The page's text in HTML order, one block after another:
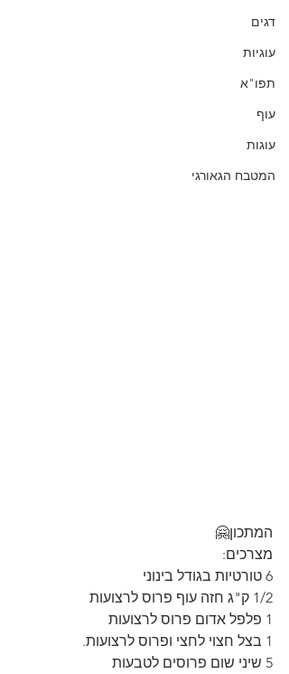
דגים
עוגיות
תפו"א
עוף
עוגות
המטבח הגאורגי
המתכון🤗
מצרכים:
6 טורטיות בגודל בינוני
1/2 ק"ג חזה עוף פרוס לרצועות
1 פלפל אדום פרוס לרצועות
1 בצל חצוי לחצי ופרוס לרצועות.
5 שיני שום פרוסים לטבעות